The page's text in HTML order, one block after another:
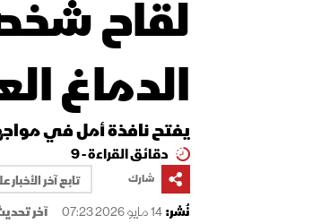
لقاح
الدماغ
يفتح نافذة أمل في
دقائق القراءة - 9
شارك
تابع آخر
نُشر:14 مايو 2026 07:23 آخر